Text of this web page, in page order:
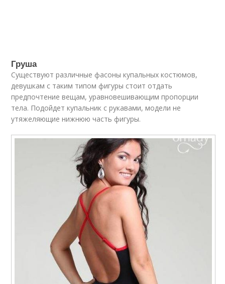
Груша
Существуют различные фасоны купальных костюмов,
девушкам с таким типом фигуры стоит отдать
предпочтение вещам, уравновешивающим пропорции
тела. Подойдет купальник с рукавами, модели не
утяжеляющие нижнюю часть фигуры.